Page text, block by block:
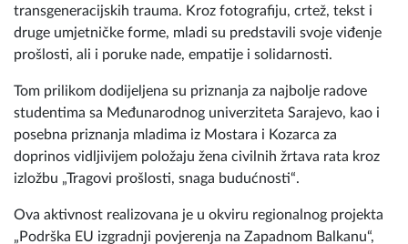
druge umjetničke forme, mladi su predstavili svoje viđenje
prošlosti, ali i poruke nade, empatije i solidarnosti.
studentima sa Međunarodnog univerziteta Sarajevo, kao i
posebna priznanja mladima iz Mostara i Kozarca za
doprinos vidljivijem položaju žena civilnih žrtava rata kroz
izložbu „Tragovi prošlosti, snaga budućnosti“.
„Podrška EU izgradnji povjerenja na Zapadnom Balkanu“,
koji finansira Evropska unija (EU), a sprovodi Razvojni